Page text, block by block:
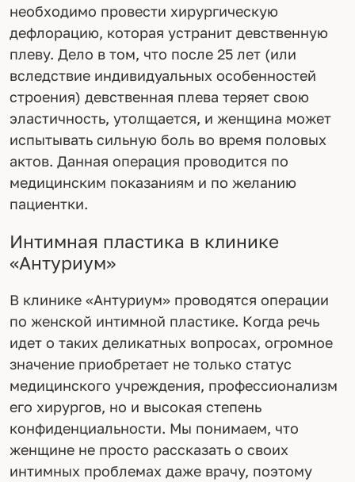
необходимо провести хирургическую
дефлорацию, которая устранит девственную
плеву. Дело в том, что после 25 лет (или
вследствие индивидуальных особенностей
строения) девственная плева теряет свою
эластичность, утолщается, и женщина может
испытывать сильную боль во время половых
актов. Данная операция проводится по
медицинским показаниям и по желанию
пациентки.
Интимная пластика в клинике
«Антуриум»
В клинике «Антуриум» проводятся операции
по женской интимной пластике. Когда речь
идет о таких деликатных вопросах, огромное
значение приобретает не только статус
медицинского учреждения, профессионализм
его хирургов, но и высокая степень
конфиденциальности. Мы понимаем, что
женщине не просто рассказать о своих
интимных проблемах даже врачу, поэтому